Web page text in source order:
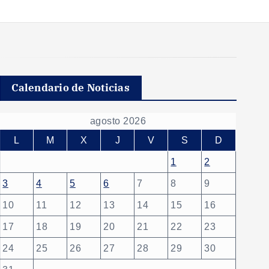
Calendario de Noticias
agosto 2026
L
M X J V S D
1 2
3 4 5 6 7 8 9
10 11 12 13 14 15 16
17 18 19 20 21 22 23
24 25 26 27 28 29 30